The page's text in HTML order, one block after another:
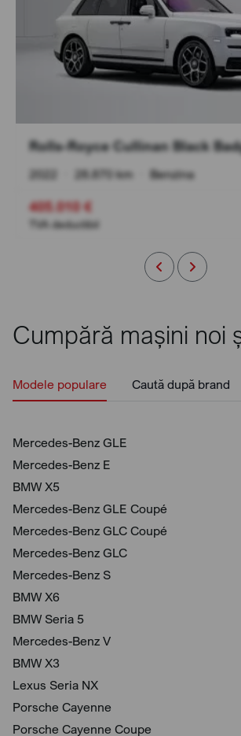
Rolls-Royce Cullinan Black
2022 28.870 km Benzina
405.010 €
TVA deductibil
Cumpără mașini noi
Modele populare Caută după brand
Mercedes-Benz GLE
Mercedes-Benz E
BMW X5
Mercedes-Benz GLE Coupé
Mercedes-Benz GLC Coupé
Mercedes-Benz GLC
Mercedes-Benz S
BMW X6
BMW Seria 5
Mercedes-Benz V
BMW X3
Lexus Seria NX
Porsche Cayenne
Porsche Cayenne Coupe